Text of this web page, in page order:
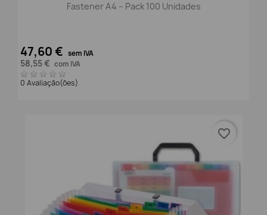
Fastener A4 – Pack 100 Unidades
47,60 € sem IVA
58,55 € com IVA
0 Avaliação(ões)
favorite_border